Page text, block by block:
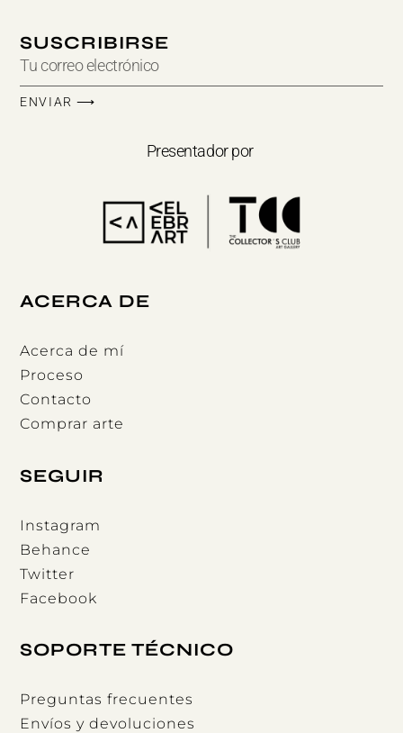
SUSCRIBIRSE
ENVIAR ⟶
Presentador por
ACERCA DE
Acerca de mí
Proceso
Contacto
Comprar arte
SEGUIR
Instagram
Behance
Twitter
Facebook
SOPORTE TÉCNICO
Preguntas frecuentes
Envíos y devoluciones